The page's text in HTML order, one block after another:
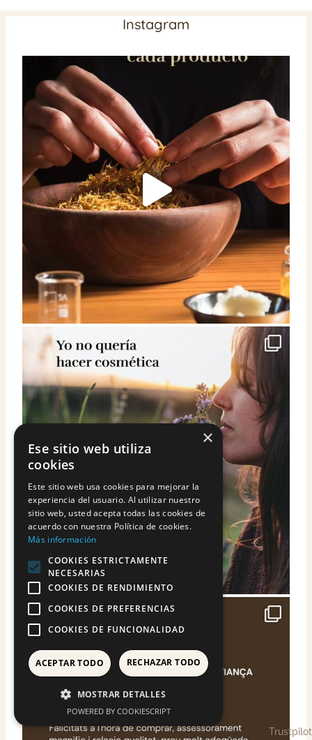
Instagram
Trustpilot
×
Ese sitio web utiliza
cookies
Este sitio web usa cookies para mejorar la
experiencia del usuario. Al utilizar nuestro
sitio web, usted acepta todas las cookies de
acuerdo con nuestra Política de cookies.
Más información
COOKIES ESTRICTAMENTE
NECESARIAS
COOKIES DE RENDIMIENTO
COOKIES DE PREFERENCIAS
COOKIES DE FUNCIONALIDAD
ACEPTAR TODO RECHAZAR TODO
MOSTRAR DETALLES
POWERED BY COOKIESCRIPT